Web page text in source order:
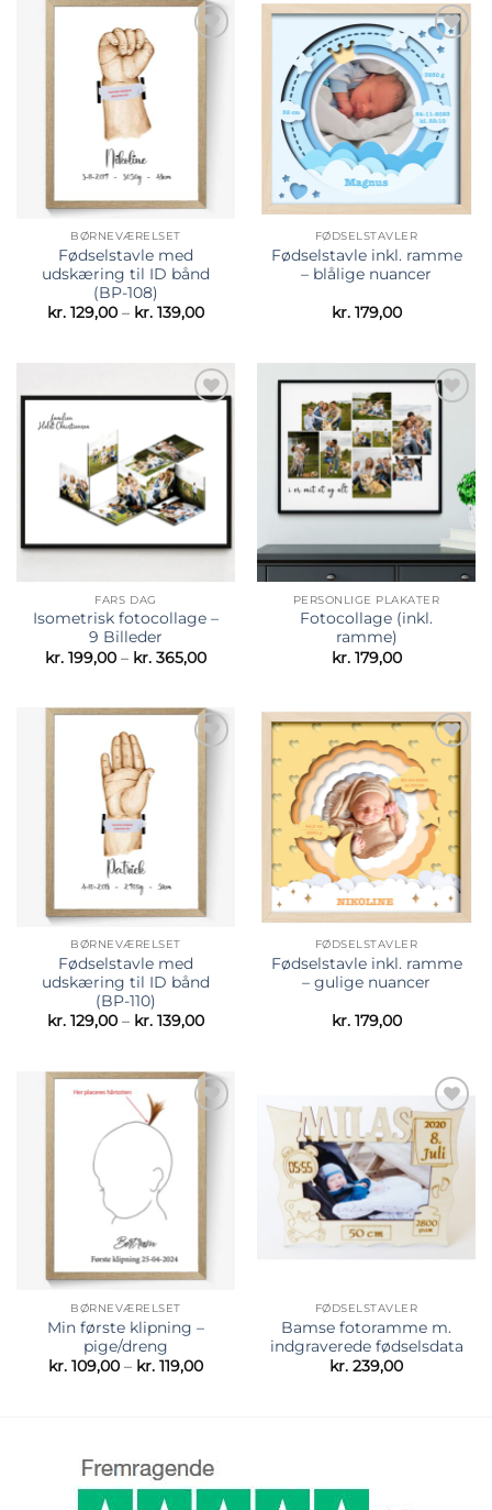
BØRNEVÆRELSET
Fødselstavle med
udskæring til ID bånd
(BP-108)
kr. 129,00 – kr. 139,00Prisinterval:
Tilføj til
ønskeliste
FØDSELSTAVLER
Fødselstavle inkl. ramme
– blålige nuancer
kr.179,00
ønskeliste
FARS DAG
Isometrisk fotocollage –
9 Billeder
kr. 199,00 – kr. 365,00Prisinterval:
Tilføj til
ønskeliste
PERSONLIGE PLAKATER
Fotocollage (inkl.
ramme)
kr.179,00
BØRNEVÆRELSET
Fødselstavle med
udskæring til ID bånd
(BP-110)
kr. 129,00 – kr. 139,00Prisinterval:
Tilføj til
ønskeliste
FØDSELSTAVLER
Fødselstavle inkl. ramme
– gulige nuancer
kr.179,00
ønskeliste
BØRNEVÆRELSET
Min første klipning –
pige/dreng
kr. 109,00 – kr. 119,00Prisinterval:
Tilføj til
ønskeliste
FØDSELSTAVLER
Bamse fotoramme m.
indgraverede fødselsdata
kr. 239,00